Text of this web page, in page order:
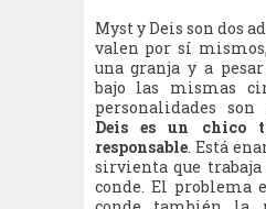
Myst y Deis son dos
valen por sí
una granja y a
bajo las mismas
personalidades
Deis es un chico
responsable. Está
sirvienta que trabaja
conde. El problema